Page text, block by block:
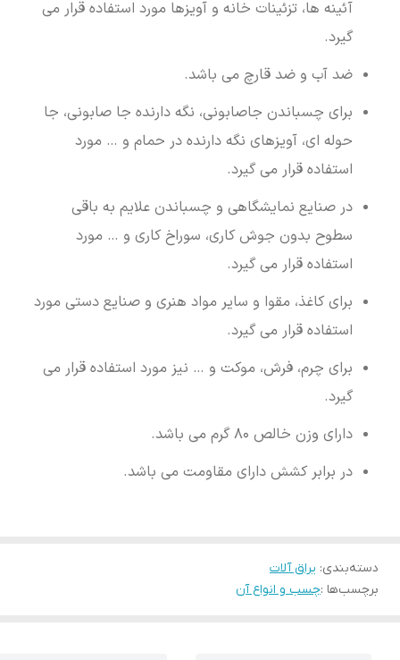
آئینه ها، تزئینات خانه و آویزها مورد استفاده قرار می
گیرد.
ضد آب و ضد قارچ می باشد.
برای چسباندن جاصابونی، نگه دارنده جا صابونی، جا
حوله ای، آویزهای نگه دارنده در حمام و … مورد
استفاده قرار می گیرد.
در صنایع نمایشگاهی و چسباندن علایم به باقی
سطوح بدون جوش کاری، سوراخ کاری و … مورد
استفاده قرار می گیرد.
برای کاغذ، مقوا و سایر مواد هنری و صنایع دستی مورد
استفاده قرار می گیرد.
برای چرم، فرش، موکت و … نیز مورد استفاده قرار می
گیرد.
دارای وزن خالص 80 گرم می باشد.
در برابر کشش دارای مقاومت می باشد.
دسته‌بندی: یراق آلات
برچسب‌ها :چسب و انواع آن